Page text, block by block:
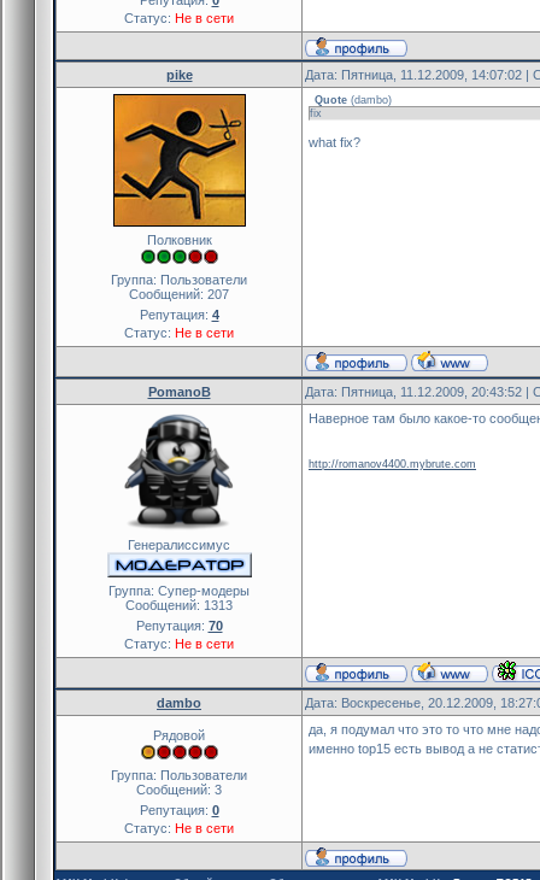
Статус: Не в сети
pike Дата: Пятница, 11.12.2009, 14:07:02
Полковник
Группа: Пользователи
Сообщений: 207
Репутация: 4
Статус: Не в сети
Quote (dambo)
fix
what fix?
PomanoB Дата: Пятница, 11.12.2009, 20:43:52
Генералиссимус
Группа: Cупер-модеры
Сообщений: 1313
Репутация: 70
Статус: Не в сети
Наверное там было какое-то
http://romanov4400.mybrute.com
dambo Дата: Воскресенье, 20.12.2009,
Рядовой
Группа: Пользователи
Сообщений: 3
Репутация: 0
Статус: Не в сети
да, я подумал что это то что мне
именно top15 есть вывод а не